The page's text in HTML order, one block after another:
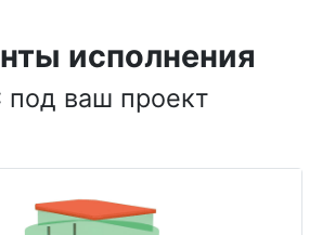
исполнения
ваш проект